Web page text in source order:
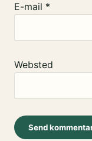
E-mail *
Websted